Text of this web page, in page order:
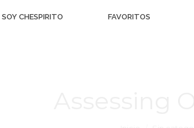
SOY CHESPIRITO FAVORITOS